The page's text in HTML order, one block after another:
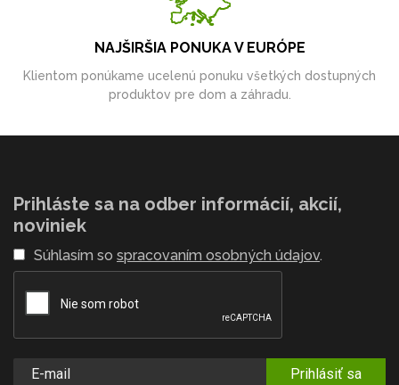
NAJŠIRŠIA PONUKA V EURÓPE
Klientom ponúkame ucelenú ponuku všetkých dostupných
produktov pre dom a záhradu.
Prihláste sa na odber informácií, akcií,
noviniek
Súhlasím so spracovaním osobných údajov.
Prihlásiť sa